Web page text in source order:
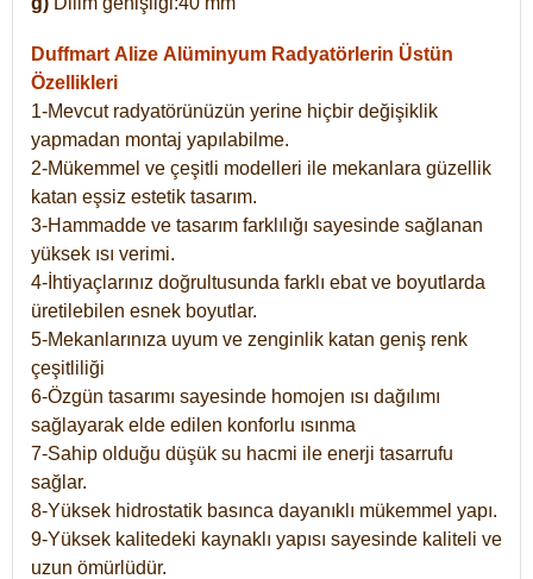
Duffmart Alize Alüminyum Radyatörlerin Üstün
Özellikleri
1-Mevcut radyatörünüzün yerine hiçbir değişiklik
yapmadan montaj yapılabilme.
2-Mükemmel ve çeşitli modelleri ile mekanlara güzellik
katan eşsiz estetik tasarım.
3-Hammadde ve tasarım farklılığı sayesinde sağlanan
yüksek ısı verimi.
4-İhtiyaçlarınız doğrultusunda farklı ebat ve boyutlarda
üretilebilen esnek boyutlar.
5-Mekanlarınıza uyum ve zenginlik katan geniş renk
çeşitliliği
6-Özgün tasarımı sayesinde homojen ısı dağılımı
sağlayarak elde edilen konforlu ısınma
7-Sahip olduğu düşük su hacmi ile enerji tasarrufu
sağlar.
8-Yüksek hidrostatik basınca dayanıklı mükemmel yapı.
9-Yüksek kalitedeki kaynaklı yapısı sayesinde kaliteli ve
uzun ömürlüdür.